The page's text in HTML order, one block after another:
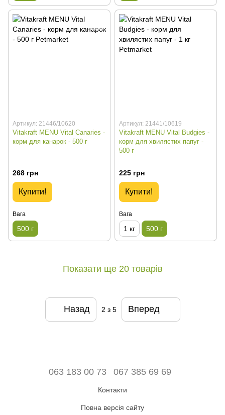
Артикул: 21446/10620
Vitakraft MENU Vital Canaries -
корм для канарок - 500 г
268 грн
Купити!
Вага
500 г
Артикул: 21441/10619
Vitakraft MENU Vital Budgies -
корм для хвилястих папуг -
500 г
225 грн
Купити!
Вага
1 кг 500 г
Показати ще 20 товарів
Назад 2 з 5 Вперед
063 183 00 73 067 385 69 69
Контакти
Повна версія сайту